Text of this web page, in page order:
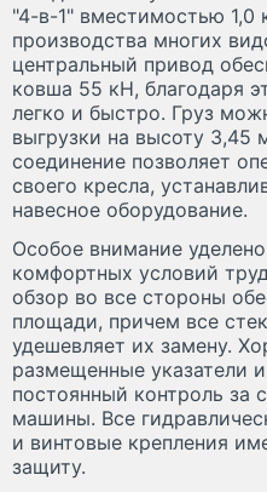
"4-в-1" вместимостью 1,0
производства многих
центральный привод
ковша 55 кН, благодаря
легко и быстро. Груз
выгрузки на высоту 3,45
соединение позволяет
своего кресла,
навесное оборудование.
Особое внимание
комфортных условий
обзор во все стороны
площади, причем все
удешевляет их замену.
размещенные указатели
постоянный контроль за
машины. Все
и винтовые крепления
защиту.